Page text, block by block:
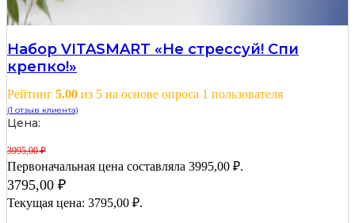
Набор VITASMART «Не стрессуй! Спи
крепко!»
Рейтинг 5.00 из 5 на основе опроса 1 пользователя
(1 отзыв клиента)
Цена:
3995,00₽
Первоначальная цена составляла 3995,00 ₽.
3795,00 ₽
Текущая цена: 3795,00 ₽.